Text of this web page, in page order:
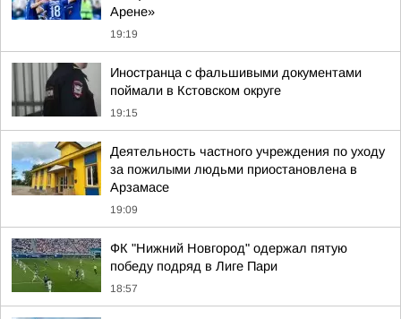
Арене»
19:19
Иностранца с фальшивыми документами
поймали в Кстовском округе
19:15
Деятельность частного учреждения по уходу
за пожилыми людьми приостановлена в
Арзамасе
19:09
ФК "Нижний Новгород" одержал пятую
победу подряд в Лиге Пари
18:57